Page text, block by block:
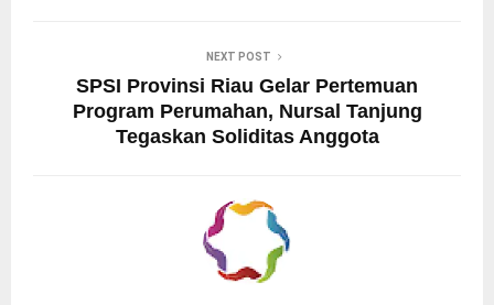
NEXT POST
SPSI Provinsi Riau Gelar Pertemuan
Program Perumahan, Nursal Tanjung
Tegaskan Soliditas Anggota